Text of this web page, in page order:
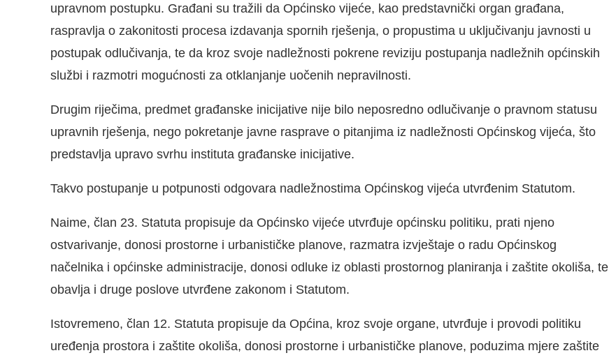
upravnom postupku. Građani su tražili da Općinsko vijeće, kao predstavnički organ građana,
raspravlja o zakonitosti procesa izdavanja spornih rješenja, o propustima u uključivanju javnosti u
postupak odlučivanja, te da kroz svoje nadležnosti pokrene reviziju postupanja nadležnih općinskih
službi i razmotri mogućnosti za otklanjanje uočenih nepravilnosti.
Drugim riječima, predmet građanske inicijative nije bilo neposredno odlučivanje o pravnom statusu
upravnih rješenja, nego pokretanje javne rasprave o pitanjima iz nadležnosti Općinskog vijeća, što
predstavlja upravo svrhu instituta građanske inicijative.
Takvo postupanje u potpunosti odgovara nadležnostima Općinskog vijeća utvrđenim Statutom.
Naime, član 23. Statuta propisuje da Općinsko vijeće utvrđuje općinsku politiku, prati njeno
ostvarivanje, donosi prostorne i urbanističke planove, razmatra izvještaje o radu Općinskog
načelnika i općinske administracije, donosi odluke iz oblasti prostornog planiranja i zaštite okoliša, te
obavlja i druge poslove utvrđene zakonom i Statutom.
Istovremeno, član 12. Statuta propisuje da Općina, kroz svoje organe, utvrđuje i provodi politiku
uređenja prostora i zaštite okoliša, donosi prostorne i urbanističke planove, poduzima mjere zaštite